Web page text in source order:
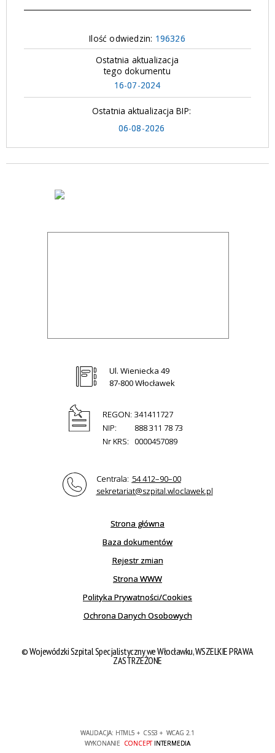
Ilość odwiedzin: 196326
Ostatnia aktualizacja
tego dokumentu
16-07-2024
Ostatnia aktualizacja BIP:
06-08-2026
Ul. Wieniecka 49
87-800 Włocławek
REGON: 341411727
NIP:
888 311 78 73
Nr KRS:
0000457089
Centrala: 54 412–90–00
sekretariat@szpital.wloclawek.pl
Strona główna
Baza dokumentów
Rejestr zmian
Strona WWW
Polityka Prywatności/Cookies
Ochrona Danych Osobowych
© Wojewódzki Szpital Specjalistyczny we Włocławku, WSZELKIE PRAWA
ZASTRZEŻONE
WALIDACJA: HTML5 + CSS3 + WCAG 2.1
WYKONANIE CONCEPTINTERMEDIA